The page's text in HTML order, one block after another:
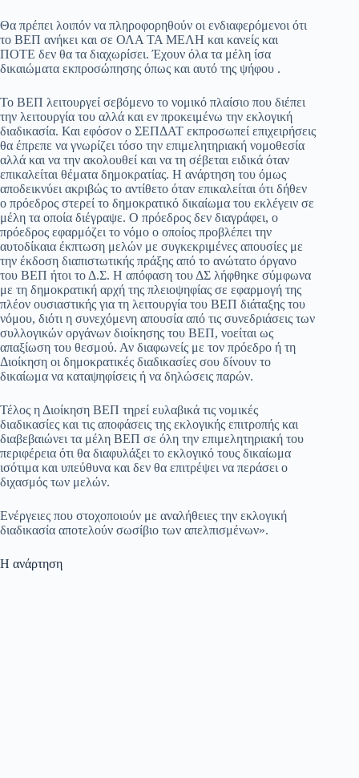
Θα πρέπει λοιπόν να πληροφορηθούν οι ενδιαφερόμενοι ότι
το ΒΕΠ ανήκει και σε ΟΛΑ ΤΑ ΜΕΛΗ και κανείς και
ΠΟΤΕ δεν θα τα διαχωρίσει. Έχουν όλα τα μέλη ίσα
δικαιώματα εκπροσώπησης όπως και αυτό της ψήφου .
Το ΒΕΠ λειτουργεί σεβόμενο το νομικό πλαίσιο που διέπει
την λειτουργία του αλλά και εν προκειμένω την εκλογική
διαδικασία. Και εφόσον ο ΣΕΠΔΑΤ εκπροσωπεί επιχειρήσεις
θα έπρεπε να γνωρίζει τόσο την επιμελητηριακή νομοθεσία
αλλά και να την ακολουθεί και να τη σέβεται ειδικά όταν
επικαλείται θέματα δημοκρατίας. Η ανάρτηση του όμως
αποδεικνύει ακριβώς το αντίθετο όταν επικαλείται ότι δήθεν
ο πρόεδρος στερεί το δημοκρατικό δικαίωμα του εκλέγειν σε
μέλη τα οποία διέγραψε. Ο πρόεδρος δεν διαγράφει, ο
πρόεδρος εφαρμόζει το νόμο ο οποίος προβλέπει την
αυτοδίκαια έκπτωση μελών με συγκεκριμένες απουσίες με
την έκδοση διαπιστωτικής πράξης από το ανώτατο όργανο
του ΒΕΠ ήτοι το Δ.Σ. Η απόφαση του ΔΣ λήφθηκε σύμφωνα
με τη δημοκρατική αρχή της πλειοψηφίας σε εφαρμογή της
πλέον ουσιαστικής για τη λειτουργία του ΒΕΠ διάταξης του
νόμου, διότι η συνεχόμενη απουσία από τις συνεδριάσεις των
συλλογικών οργάνων διοίκησης του ΒΕΠ, νοείται ως
απαξίωση του θεσμού. Αν διαφωνείς με τον πρόεδρο ή τη
Διοίκηση οι δημοκρατικές διαδικασίες σου δίνουν το
δικαίωμα να καταψηφίσεις ή να δηλώσεις παρών.
Τέλος η Διοίκηση ΒΕΠ τηρεί ευλαβικά τις νομικές
διαδικασίες και τις αποφάσεις της εκλογικής επιτροπής και
διαβεβαιώνει τα μέλη ΒΕΠ σε όλη την επιμελητηριακή του
περιφέρεια ότι θα διαφυλάξει το εκλογικό τους δικαίωμα
ισότιμα και υπεύθυνα και δεν θα επιτρέψει να περάσει ο
διχασμός των μελών.
Ενέργειες που στοχοποιούν με αναλήθειες την εκλογική
διαδικασία αποτελούν σωσίβιο των απελπισμένων».
Η ανάρτηση